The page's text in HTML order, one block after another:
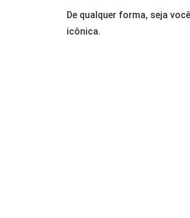
De qualquer forma, seja
icônica.